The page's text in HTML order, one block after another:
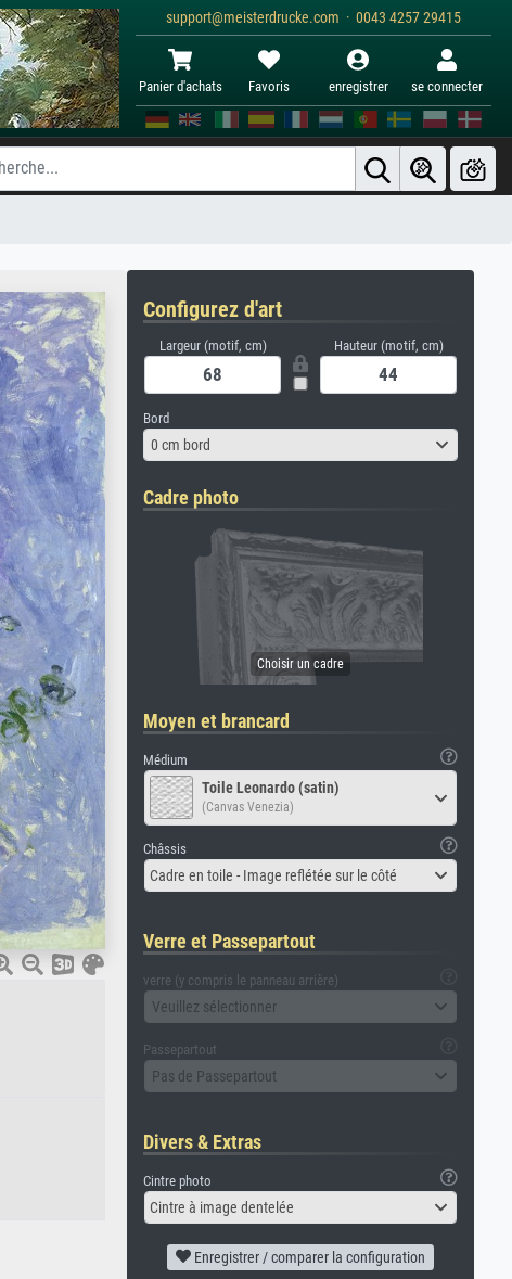
support@meisterdrucke.com · 0043 4257 29415
Panier d'achats Favoris enregistrer se connecter
Configurez d'art
Largeur (motif, cm) Hauteur (motif, cm)
Bord
0 cm bord
Cadre photo
Moyen et brancard
Médium
Toile Leonardo (satin)
(Canvas Venezia)
Châssis
Cadre en toile - Image reflétée sur le côté
Verre et Passepartout
verre (y compris le panneau arrière)
Veuillez sélectionner
Passepartout
Pas de Passepartout
Divers & Extras
Cintre photo
Cintre à image dentelée
Enregistrer / comparer la configuration